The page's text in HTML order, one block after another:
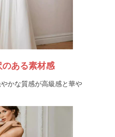
ある素材感
かな質感が高級感と華や